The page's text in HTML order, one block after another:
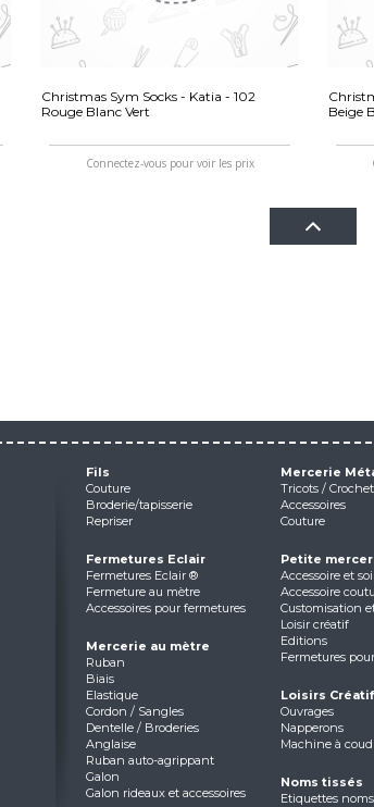
Christmas Sym Socks - Katia - 102
Rouge Blanc Vert
Connectez-vous pour voir les prix
Beige
Fils
Couture
Broderie/tapisserie
Repriser
Fermetures Eclair
Fermetures Eclair ®
Fermeture au mètre
Accessoires pour fermetures
Mercerie au mètre
Ruban
Biais
Elastique
Cordon / Sangles
Dentelle / Broderies
Anglaise
Ruban auto-agrippant
Galon
Galon rideaux et accessoires
Mercerie
Tricots /
Accessoires
Couture
Petite
Accessoire et
Accessoire
Customisation
Loisir créatif
Editions
Fermetures
Loisirs
Ouvrages
Napperons
Machine à
Noms tissés
Etiquettes